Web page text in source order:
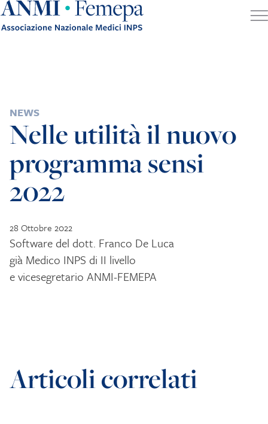
POSTED IN
NEWS
Nelle utilità il nuovo
programma sensi
2022
28 Ottobre 2022
Software del dott. Franco De Luca
già Medico INPS di II livello
e vicesegretario ANMI-FEMEPA
Articoli correlati